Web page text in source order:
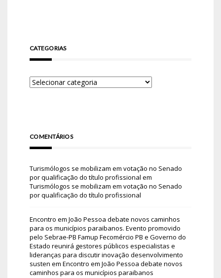
CATEGORIAS
COMENTÁRIOS
Turismólogos se mobilizam em votação no Senado
por qualificação do título profissional em
Turismólogos se mobilizam em votação no Senado
por qualificação do título profissional
Encontro em João Pessoa debate novos caminhos
para os municípios paraibanos. Evento promovido
pelo Sebrae-PB Famup Fecomércio PB e Governo do
Estado reunirá gestores públicos especialistas e
lideranças para discutir inovação desenvolvimento
susten em Encontro em João Pessoa debate novos
caminhos para os municípios paraibanos